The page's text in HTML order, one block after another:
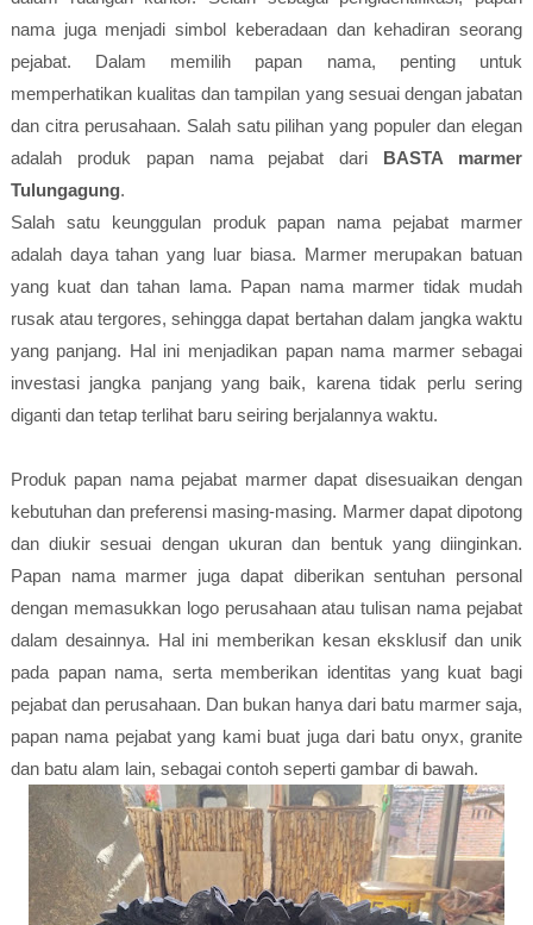
nama juga menjadi simbol keberadaan dan kehadiran seorang
pejabat. Dalam memilih papan nama, penting untuk
memperhatikan kualitas dan tampilan yang sesuai dengan jabatan
dan citra perusahaan. Salah satu pilihan yang populer dan elegan
adalah produk papan nama pejabat dari BASTA marmer
Tulungagung.
Salah satu keunggulan produk papan nama pejabat marmer
adalah daya tahan yang luar biasa. Marmer merupakan batuan
yang kuat dan tahan lama. Papan nama marmer tidak mudah
rusak atau tergores, sehingga dapat bertahan dalam jangka waktu
yang panjang. Hal ini menjadikan papan nama marmer sebagai
investasi jangka panjang yang baik, karena tidak perlu sering
diganti dan tetap terlihat baru seiring berjalannya waktu.
Produk papan nama pejabat marmer dapat disesuaikan dengan
kebutuhan dan preferensi masing-masing. Marmer dapat dipotong
dan diukir sesuai dengan ukuran dan bentuk yang diinginkan.
Papan nama marmer juga dapat diberikan sentuhan personal
dengan memasukkan logo perusahaan atau tulisan nama pejabat
dalam desainnya. Hal ini memberikan kesan eksklusif dan unik
pada papan nama, serta memberikan identitas yang kuat bagi
pejabat dan perusahaan. Dan bukan hanya dari batu marmer saja,
papan nama pejabat yang kami buat juga dari batu onyx, granite
dan batu alam lain, sebagai contoh seperti gambar di bawah.